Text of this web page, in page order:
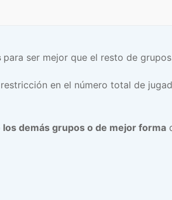
para ser mejor que el resto de
en el número total de
los demás grupos o de mejor forma